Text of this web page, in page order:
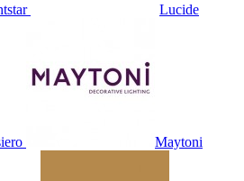
Lucide
Maytoni